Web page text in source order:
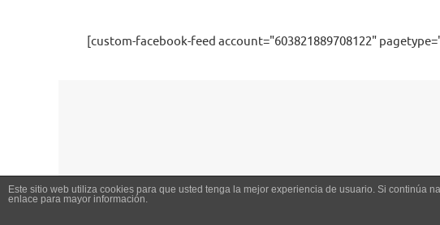
[custom-facebook-feed account="603821889708122"
Este sitio web utiliza cookies para que usted tenga la mejor experiencia de usuario. Si
enlace para mayor información.